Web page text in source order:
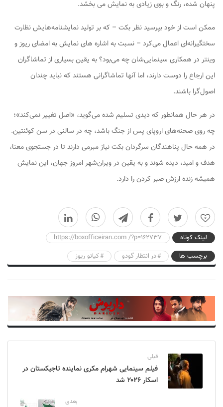
پنهان شده، رنگ و بوی زیادی به نمایش می بخشد.
ممکن است از خود بپرسید نظر بکت – که بر تولید نمایشنامه‌هایش نظارت
سختگیرانه‌ای اعمال می‌کرد – نسبت به اشاره های نمایش به امضای ریوز و
وینتر در همکاری سینمایی‌شان چه می‌بود؟ به یقین بسیاری از تماشاگران
این ارجاع را دوست دارند، اما آنها تماشاگرانی هستند که نباید چندان
اصول‌گرا باشند.
در هر حال همانطور که دیدی تسلیم شده می‌گوید، «اصل تغییر نمی‌کند»؛
چه روی صحنه‌های اروپای پس از جنگ باشد، چه در سالنی در سن کوئنتین.
در همه حال پناهندگان سرگردان بکت نیاز مبرمی دارند تا در جستجوی معنا،
هدف و امید، دیده شوند و به یقین در ویران‌شهر امروز جهان، این نمایش
همیشه زنده ارزش صبر کردن را دارد.
0
لینک کوتاه
https://boxofficeiran.com /?p=162737
برچسب ها
در انتظار گودو کیانو ریوز
قبلی
فیلم سینمایی شهرام مکری نماینده تاجیکستان در
اسکار ۲۰۲۶ شد
بعدی